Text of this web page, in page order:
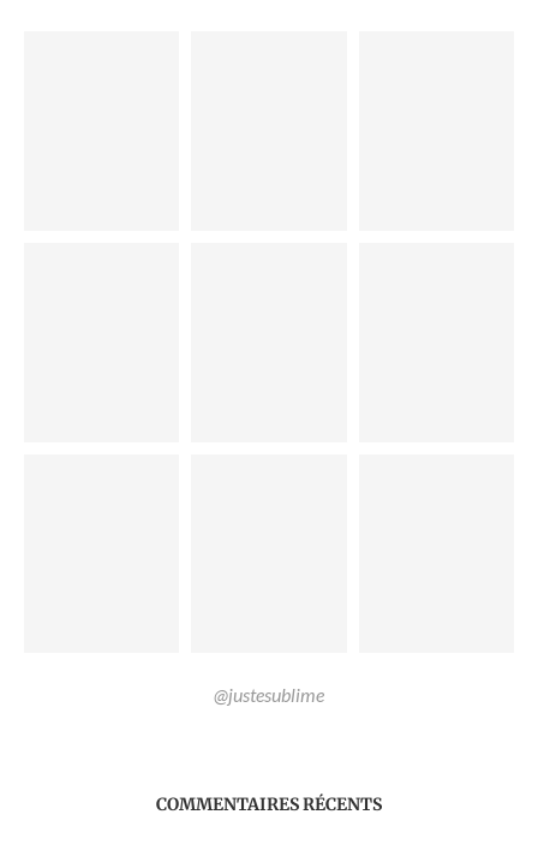
@justesublime
COMMENTAIRES RÉCENTS